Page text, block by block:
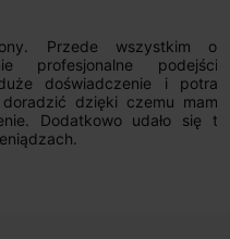
Przede wszystkim od
podejście
doświadczenie i potrafi
dzięki czemu mamy
Dodatkowo udało się to